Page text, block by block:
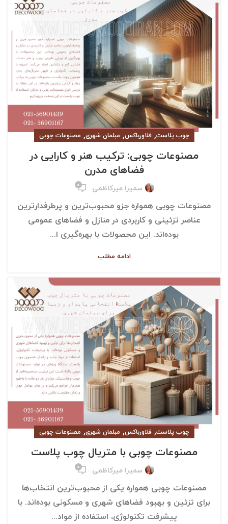
چوب پلاست,فلاورباکس, مبلمان شهری, مصنوعات چوبی
مصنوعات چوبی: ترکیب هنر و کارایی در
فضاهای مدرن
سمیرا میرکاظمی ۰
مصنوعات چوبی همواره جزو محبوب‌ترین و پرطرفدارترین
عناصر تزئینی و کاربردی در منازل و فضاهای عمومی
بوده‌اند. این محصولات با بهره‌گیری ا...
ادامه مطلب
چوب پلاست,فلاورباکس, مبلمان شهری, مصنوعات چوبی
مصنوعات چوبی با متریال چوب پلاست
سمیرا میرکاظمی ۰
مصنوعات چوبی همواره یکی از محبوب‌ترین انتخاب‌ها
برای تزئین و بهبود فضاهای شهری و مسکونی بوده‌اند. با
پیشرفت تکنولوژی، استفاده از مواد...